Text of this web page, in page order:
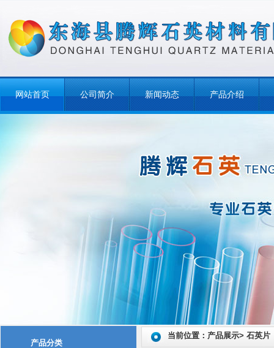
网站首页 公司简介 新闻动态 产品介绍
产品分类
当前位置：产品展示> 石英片